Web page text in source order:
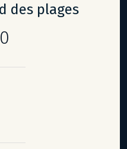
des plages